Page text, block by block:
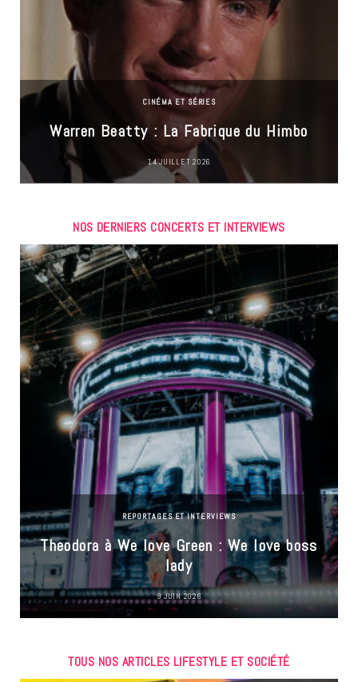
CINÉMA ET SÉRIES
Warren Beatty : La Fabrique du Himbo
14 JUILLET 2026
NOS DERNIERS CONCERTS ET INTERVIEWS
REPORTAGES ET INTERVIEWS
Theodora à We love Green : We love boss
lady
9 JUIN 2026
TOUS NOS ARTICLES LIFESTYLE ET SOCIÉTÉ